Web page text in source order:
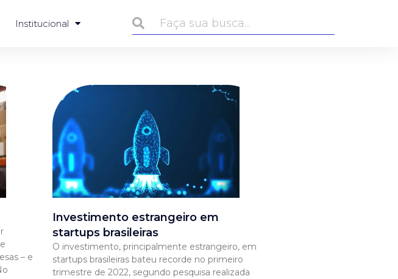
Institucional
– e
Investimento estrangeiro em
startups brasileiras
O investimento, principalmente estrangeiro, em
startups brasileiras bateu recorde no primeiro
trimestre de 2022, segundo pesquisa realizada